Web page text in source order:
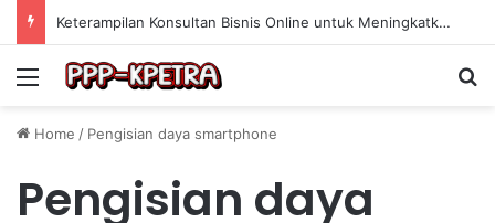
Keterampilan Konsultan Bisnis Online untuk Meningkatkan Pendapatan Berdasarkan Pengalaman Praktis
Menu
Home / Pengisian daya smartphone
Pengisian daya